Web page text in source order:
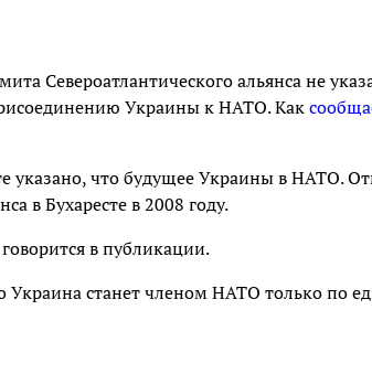
Североатлантического альянса не
Украины к НАТО. Как
что будущее Украины в НАТО.
в Бухаресте в 2008 году.
в публикации.
Украина станет членом НАТО только по